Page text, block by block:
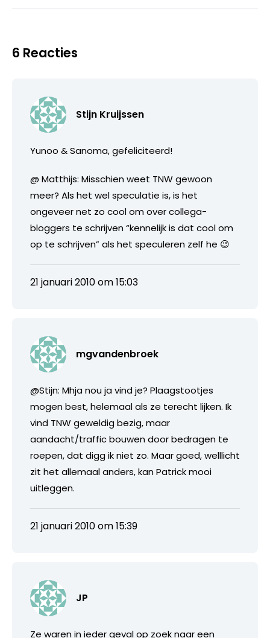
6 Reacties
Stijn Kruijssen
Yunoo & Sanoma, gefeliciteerd!
@ Matthijs: Misschien weet TNW gewoon
meer? Als het wel speculatie is, is het
ongeveer net zo cool om over collega-
bloggers te schrijven “kennelijk is dat cool om
op te schrijven” als het speculeren zelf he 😉
21 januari 2010 om 15:03
mgvandenbroek
@Stijn: Mhja nou ja vind je? Plaagstootjes
mogen best, helemaal als ze terecht lijken. Ik
vind TNW geweldig bezig, maar
aandacht/traffic bouwen door bedragen te
roepen, dat digg ik niet zo. Maar goed, welllicht
zit het allemaal anders, kan Patrick mooi
uitleggen.
21 januari 2010 om 15:39
JP
Ze waren in ieder geval op zoek naar een